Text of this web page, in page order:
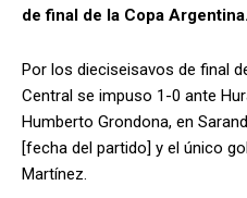
de final de la Copa Argentina.
Por los dieciseisavos de final
Central se impuso 1-0 ante
Humberto Grondona, en
[fecha del partido] y el único
Martínez.